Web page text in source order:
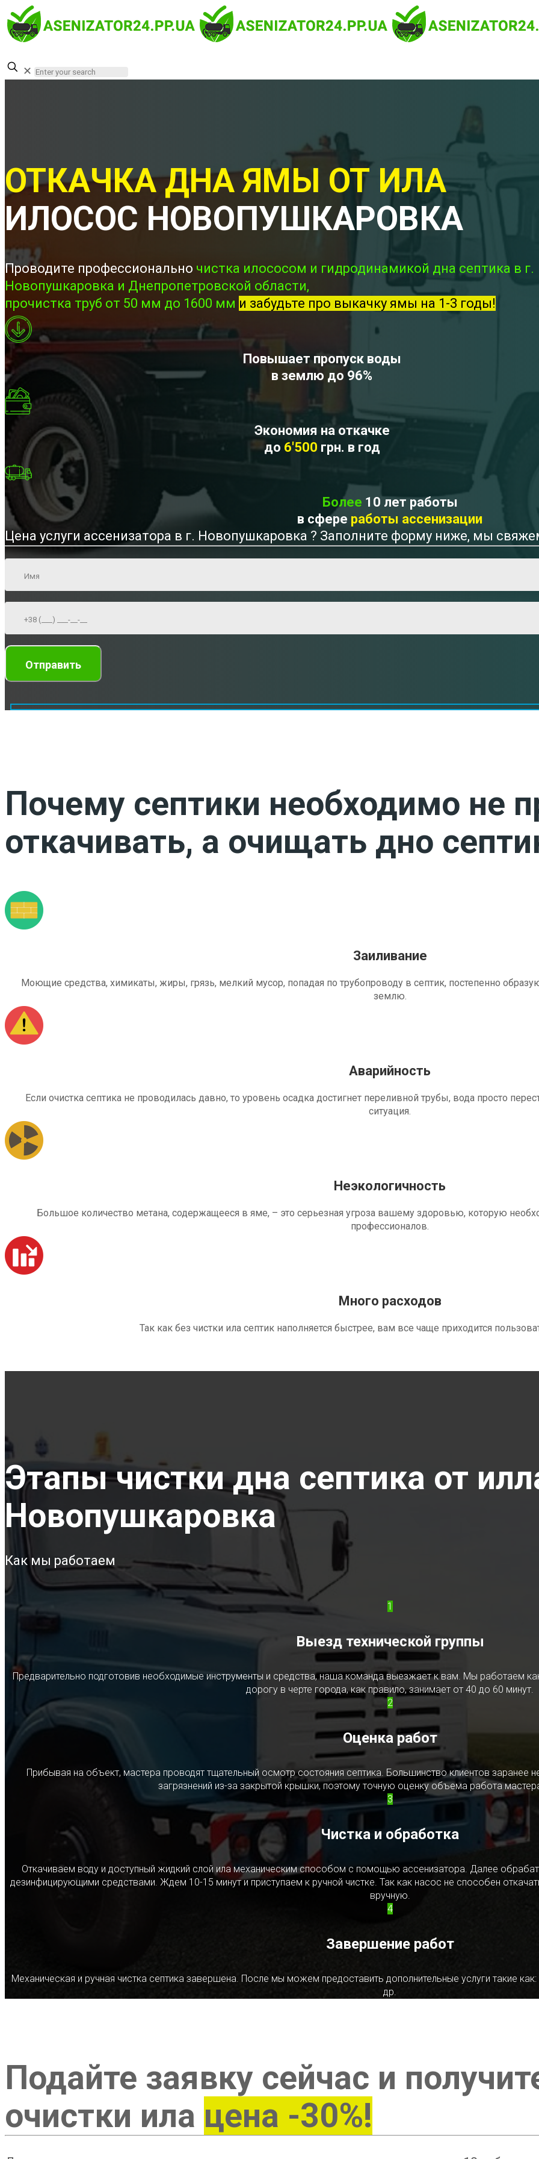
✕
ОТКАЧКА ДНА ЯМЫ ОТ ИЛА
ИЛОСОС НОВОПУШКАРОВКА
Проводите профессионально чистка илососом и гидродинамикой дна септика в г.
Новопушкаровка и Днепропетровской области,
прочистка труб от 50 мм до 1600 мм и забудьте про выкачку ямы на 1-3 годы!
Повышает пропуск воды
в землю до 96%
Экономия на откачке
до 6'500 грн. в год
Более 10 лет работы
в сфере работы ассенизации
Цена услуги ассенизатора в г. Новопушкаровка ? Заполните форму ниже, мы
Почему септики необходимо не
откачивать, а очищать дно
Заиливание
Моющие средства, химикаты, жиры, грязь, мелкий мусор, попадая по трубопроводу в септик, постепенно
землю.
Аварийность
Если очистка септика не проводилась давно, то уровень осадка достигнет переливной трубы, вода просто
ситуация.
Неэкологичность
Большое количество метана, содержащееся в яме, – это серьезная угроза вашему здоровью, которую
профессионалов.
Много расходов
Так как без чистки ила септик наполняется быстрее, вам все чаще приходится
Этапы чистки дна септика от
Новопушкаровка
Как мы работаем
1
Выезд технической группы
Предварительно подготовив необходимые инструменты и средства, наша команда выезжает к вам. Мы работаем
дорогу в черте города, как правило, занимает от 40 до 60 минут.
2
Оценка работ
Прибывая на объект, мастера проводят тщательный осмотр состояния септика. Большинство клиентов заранее
загрязнений из-за закрытой крышки, поэтому точную оценку объема работа
3
Чистка и обработка
Откачиваем воду и доступный жидкий слой ила механическим способом с помощью ассенизатора. Далее
дезинфицирующими средствами. Ждем 10-15 минут и приступаем к ручной чистке. Так как насос не способен
вручную.
4
Завершение работ
Механическая и ручная чистка септика завершена. После мы можем предоставить дополнительные услуги такие
др.
Подайте заявку сейчас и
очистки ила цена -30%!